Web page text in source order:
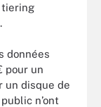
tiering
données
pour un
un disque de
n’ont